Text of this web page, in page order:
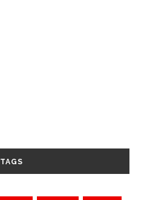
TAGS